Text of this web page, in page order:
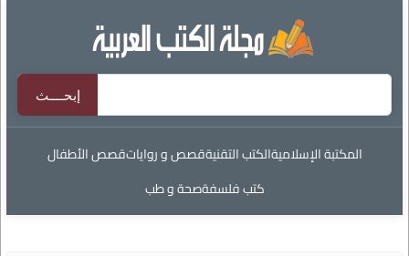
المكتبة الإسلاميةالكتب التقنيةقصص و رواياتقصص الأطفال
كتب فلسفةصحة و طب